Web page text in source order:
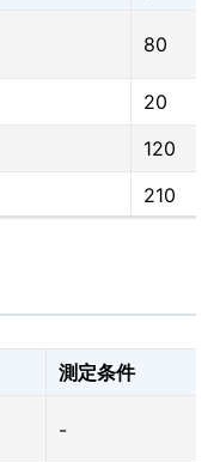
80
20
120
210
測定条件
-